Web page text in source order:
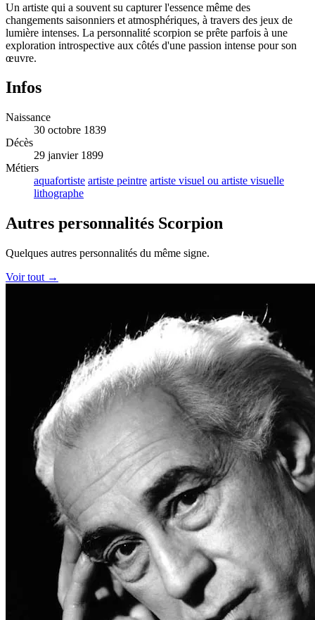
Un artiste qui a souvent su capturer l'essence même des
changements saisonniers et atmosphériques, à travers des jeux de
lumière intenses. La personnalité scorpion se prête parfois à une
exploration introspective aux côtés d'une passion intense pour son
œuvre.
Infos
Naissance
30 octobre 1839
Décès
29 janvier 1899
Métiers
aquafortiste artiste peintre artiste visuel ou artiste visuelle
lithographe
Autres personnalités Scorpion
Quelques autres personnalités du même signe.
Voir tout →